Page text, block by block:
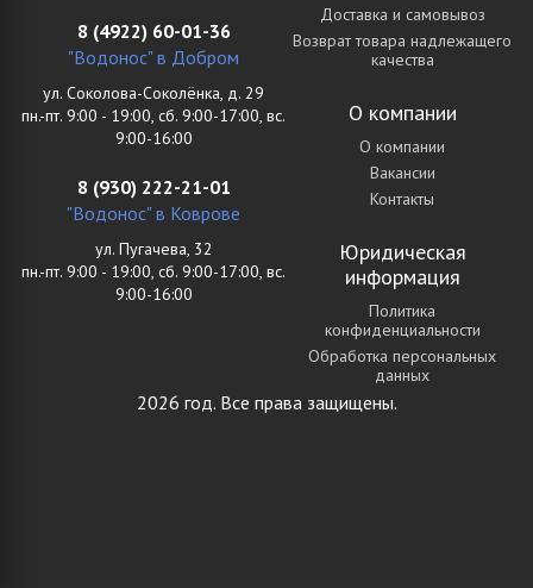
8 (4922) 60-01-36
"Водонос" в Добром
ул. Соколова-Соколёнка, д. 29
пн.-пт. 9:00 - 19:00, сб. 9:00-17:00, вс.
9:00-16:00
8 (930) 222-21-01
"Водонос" в Коврове
ул. Пугачева, 32
пн.-пт. 9:00 - 19:00, сб. 9:00-17:00, вс.
9:00-16:00
Доставка и самовывоз
Возврат товара надлежащего
качества
О компании
О компании
Вакансии
Контакты
Юридическая
информация
Политика
конфиденциальности
Обработка персональных
данных
2026 год. Все права защищены.